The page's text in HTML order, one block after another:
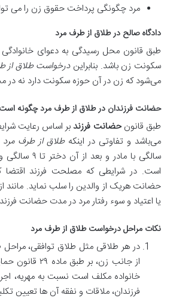
مرد چگونگی پرداخت حقوق زن را می
دادگاه صالح در طلاق از طرف مرد
طبق قانون محل رسیدگی به دعوای
سکونت زن باشد. بنابرایندرخواست طلاق از
می‌شود که زن در آن حوزه سکونت دارد نه
حضانت فرزندان در طلاق از طرف مرد چگونه
طبق قانونحضانت فرزندبر اساس رعایت
می‌باشد و تفاوتی در اینکهطلاق از طرف مرد
است. در شرایطی که مصلحت فرزند اقتضا
حضانت هریک از والدین را سلب نماید.
یا اعتیاد و سوء رفتار مرد در مدت حضانت
نکات مراحل درخواست طلاق از طرف مرد
در هر طلاقی مثل طلاق توافقی،
از جانب زن، بر
خانواده مکلف است نسبت به مهریه،
فرزندان، ملاقات و نفقه آن ها تعیین